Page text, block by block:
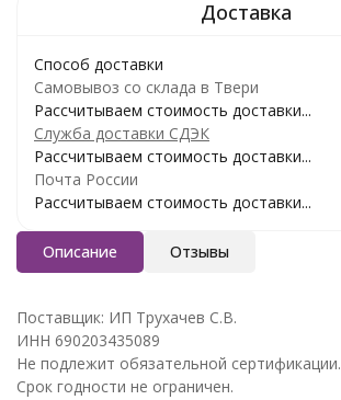
Способ доставки
Самовывоз со склада в Твери
Рассчитываем стоимость доставки...
Служба доставки СДЭК
Рассчитываем стоимость доставки...
Почта России
Рассчитываем стоимость доставки...
Описание Отзывы
Поставщик: ИП Трухачев С.В.
ИНН 690203435089
Не подлежит обязательной сертификации.
Срок годности не ограничен.